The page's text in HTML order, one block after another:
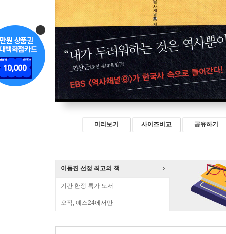
미리보기 사이즈비교 공유하기
이동진 선정 최고의 책
기간 한정 특가 도서
오직, 예스24에서만